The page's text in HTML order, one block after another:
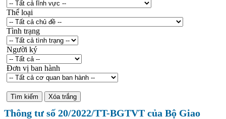
Thể loại
Tình trạng
Người ký
Đơn vị ban hành
Thông tư số 20/2022/TT-BGTVT của Bộ Giao